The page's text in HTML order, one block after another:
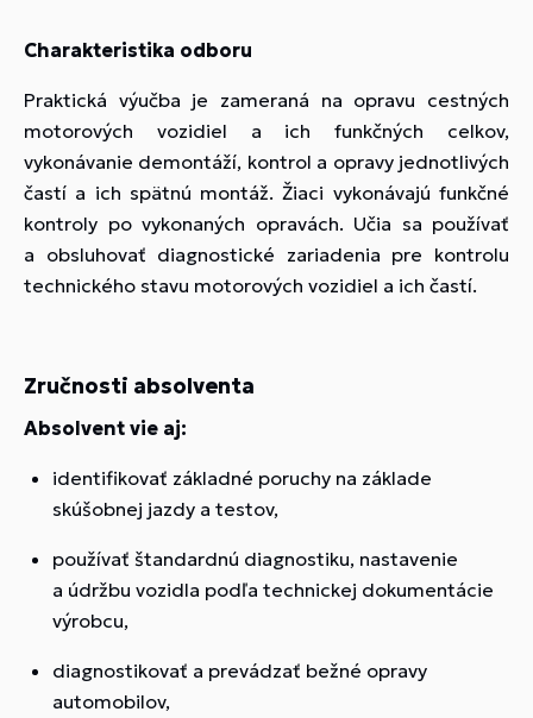
Charakteristika odboru
Praktická výučba je zameraná na opravu cestných
motorových vozidiel a ich funkčných celkov,
vykonávanie demontáží, kontrol a opravy jednotlivých
častí a ich spätnú montáž. Žiaci vykonávajú funkčné
kontroly po vykonaných opravách. Učia sa používať
a obsluhovať diagnostické zariadenia pre kontrolu
technického stavu motorových vozidiel a ich častí.
Zručnosti absolventa
Absolvent vie aj:
identifikovať základné poruchy na základe
skúšobnej jazdy a testov,
používať štandardnú diagnostiku, nastavenie
a údržbu vozidla podľa technickej dokumentácie
výrobcu,
diagnostikovať a prevádzať bežné opravy
automobilov,